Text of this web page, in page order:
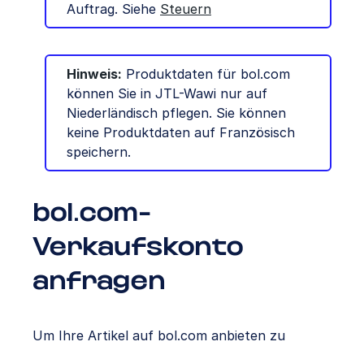
Auftrag. Siehe Steuern
Hinweis: Produktdaten für bol.com
können Sie in JTL-Wawi nur auf
Niederländisch pflegen. Sie können
keine Produktdaten auf Französisch
speichern.
bol.com-
Verkaufskonto
anfragen
Um Ihre Artikel auf bol.com anbieten zu